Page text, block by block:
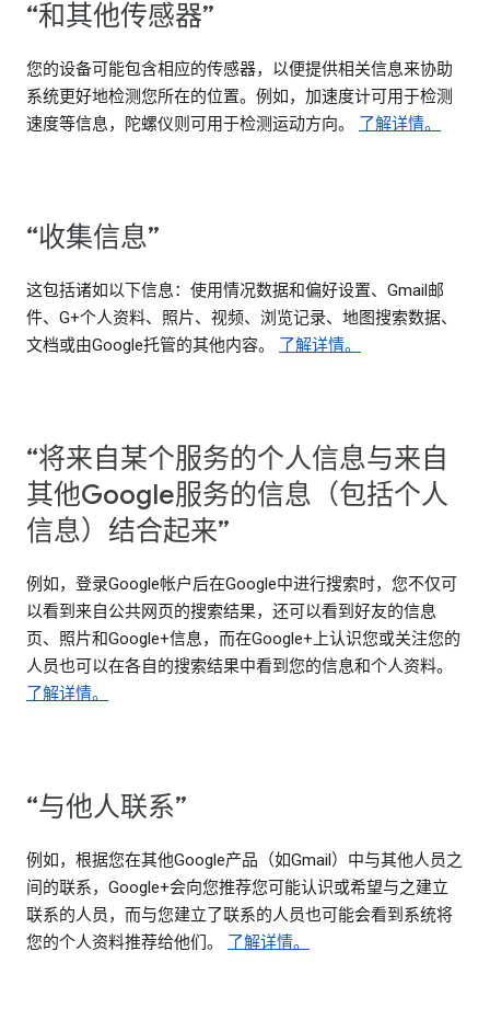
“和其他传感器”
您的设备可能包含相应的传感器，以便提供相关信息来协助
系统更好地检测您所在的位置。例如，加速度计可用于检测
速度等信息，陀螺仪则可用于检测运动方向。 了解详情。
“收集信息”
这包括诸如以下信息：使用情况数据和偏好设置、Gmail邮
件、G+个人资料、照片、视频、浏览记录、地图搜索数据、
文档或由Google托管的其他内容。 了解详情。
“将来自某个服务的个人信息与来自
其他Google服务的信息（包括个人
信息）结合起来”
例如，登录Google帐户后在Google中进行搜索时，您不仅可
以看到来自公共网页的搜索结果，还可以看到好友的信息
页、照片和Google+信息，而在Google+上认识您或关注您的
人员也可以在各自的搜索结果中看到您的信息和个人资料。
了解详情。
“与他人联系”
例如，根据您在其他Google产品（如Gmail）中与其他人员之
间的联系，Google+会向您推荐您可能认识或希望与之建立
联系的人员，而与您建立了联系的人员也可能会看到系统将
您的个人资料推荐给他们。 了解详情。